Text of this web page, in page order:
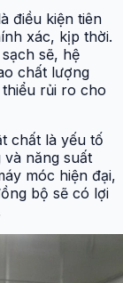
điều kiện tiên
xác, kịp thời.
sẽ, hệ
chất lượng
rủi ro cho
chất là yếu tố
năng suất
móc hiện đại,
bộ sẽ có lợi